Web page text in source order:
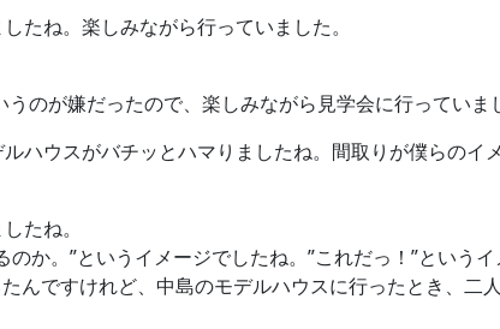
たね。楽しみながら行っていました。
のが嫌だったので、楽しみながら見学会に行っていま
ハウスがバチッとハマりましたね。間取りが僕らのイ
たね。
か。”というイメージでしたね。”これだっ！”という
んですけれど、中島のモデルハウスに行ったとき、二